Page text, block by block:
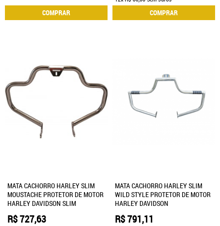
COMPRAR COMPRAR
MATA CACHORRO HARLEY SLIM
MOUSTACHE PROTETOR DE MOTOR
HARLEY DAVIDSON SLIM
R$ 727,63
MATA CACHORRO HARLEY SLIM
WILD STYLE PROTETOR DE MOTOR
HARLEY DAVIDSON
R$ 791,11